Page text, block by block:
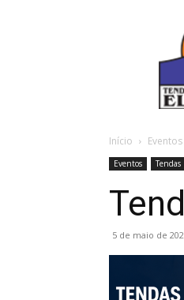
Início Eventos
Eventos Tendas
5 de maio de